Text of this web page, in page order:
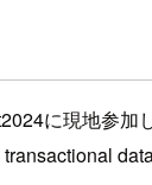
に現地参加